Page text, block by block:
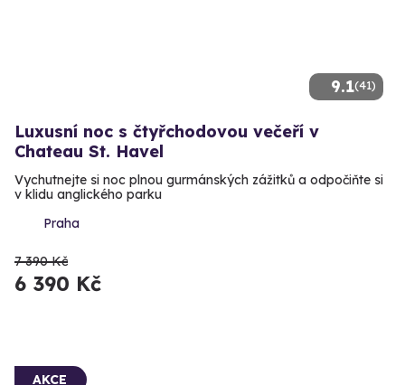
9.1(41)
Luxusní noc s čtyřchodovou večeří v
Chateau St. Havel
Vychutnejte si noc plnou gurmánských zážitků a odpočiňte si
v klidu anglického parku
Praha
7 390 Kč
6 390 Kč
AKCE